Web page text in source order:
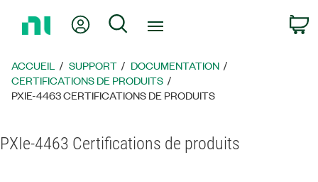
page
d’accueil
Mon compteRechercher
ACCUEIL SUPPORT
DOCUMENTATION
CERTIFICATIONS DE PRODUITS
PXIE-4463 CERTIFICATIONS DE PRODUITS
PXIe-4463 Certifications de produits